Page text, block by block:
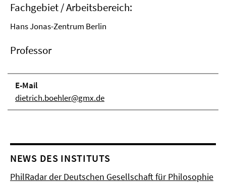
Fachgebiet / Arbeitsbereich:
Hans Jonas-Zentrum Berlin
Professor
E-Mail
dietrich.boehler@gmx.de
NEWS DES INSTITUTS
PhilRadar der Deutschen Gesellschaft für Philosophie